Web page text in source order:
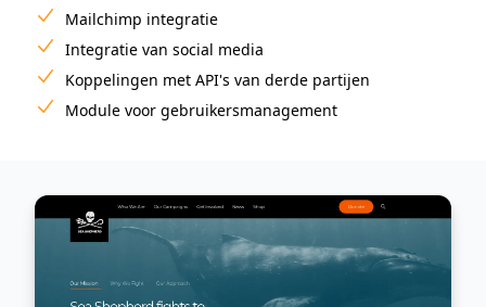
Mailchimp integratie
Integratie van social media
Koppelingen met API's van derde partijen
Module voor gebruikersmanagement